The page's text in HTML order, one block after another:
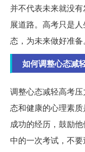
并不代表未来就没
展道路。高考只是
态，为未来做好准备。
如何调整心态减
调整心态减轻高考
态和健康的心理素
成功的经历，鼓励
中的一次考试，不要